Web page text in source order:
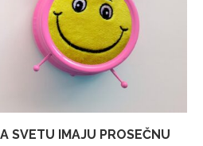
SVETU IMAJU PROSEČNU